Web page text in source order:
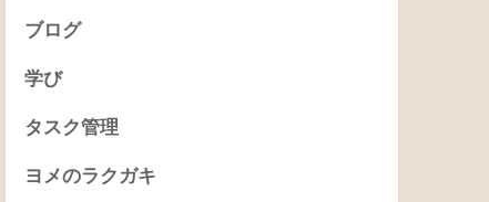
ブログ
学び
タスク管理
ヨメのラクガキ